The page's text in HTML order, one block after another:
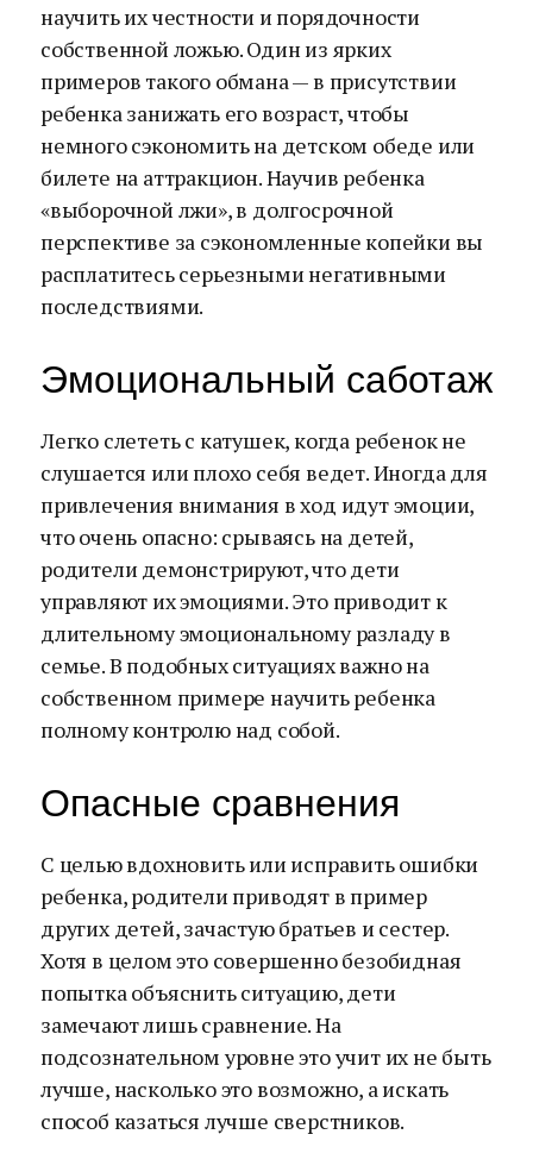
научить их честности и порядочности
собственной ложью. Один из ярких
примеров такого обмана — в присутствии
ребенка занижать его возраст, чтобы
немного сэкономить на детском обеде или
билете на аттракцион. Научив ребенка
«выборочной лжи», в долгосрочной
перспективе за сэкономленные копейки вы
расплатитесь серьезными негативными
последствиями.
Эмоциональный саботаж
Легко слететь с катушек, когда ребенок не
слушается или плохо себя ведет. Иногда для
привлечения внимания в ход идут эмоции,
что очень опасно: срываясь на детей,
родители демонстрируют, что дети
управляют их эмоциями. Это приводит к
длительному эмоциональному разладу в
семье. В подобных ситуациях важно на
собственном примере научить ребенка
полному контролю над собой.
Опасные сравнения
С целью вдохновить или исправить ошибки
ребенка, родители приводят в пример
других детей, зачастую братьев и сестер.
Хотя в целом это совершенно безобидная
попытка объяснить ситуацию, дети
замечают лишь сравнение. На
подсознательном уровне это учит их не быть
лучше, насколько это возможно, а искать
способ казаться лучше сверстников.